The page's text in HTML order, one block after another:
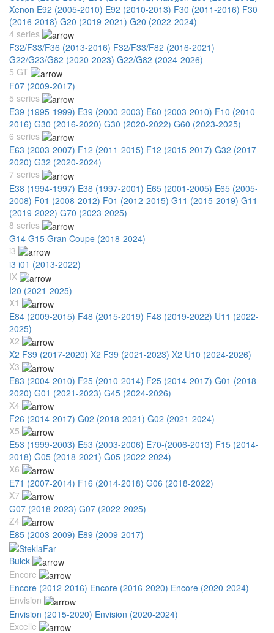
Xenon E92 (2005-2010) E92 (2010-2013) F30 (2011-2016) F30
(2016-2018) G20 (2019-2021) G20 (2022-2024)
4 series
F32/F33/F36 (2013-2016) F32/F33/F82 (2016-2021)
G22/G23/G82 (2020-2023) G22/G82 (2024-2026)
5 GT
F07 (2009-2017)
5 series
E39 (1995-1999) E39 (2000-2003) E60 (2003-2010) F10 (2010-
2016) G30 (2016-2020) G30 (2020-2022) G60 (2023-2025)
6 series
E63 (2003-2007) F12 (2011-2015) F12 (2015-2017) G32 (2017-
2020) G32 (2020-2024)
7 series
E38 (1994-1997) E38 (1997-2001) E65 (2001-2005) E65 (2005-
2008) F01 (2008-2012) F01 (2012-2015) G11 (2015-2019) G11
(2019-2022) G70 (2023-2025)
8 series
G14 G15 Gran Coupe (2018-2024)
i3
i3 i01 (2013-2022)
IX
I20 (2021-2025)
X1
E84 (2009-2015) F48 (2015-2019) F48 (2019-2022) U11 (2022-
2025)
X2
X2 F39 (2017-2020) X2 F39 (2021-2023) X2 U10 (2024-2026)
X3
E83 (2004-2010) F25 (2010-2014) F25 (2014-2017) G01 (2018-
2020) G01 (2021-2023) G45 (2024-2026)
X4
F26 (2014-2017) G02 (2018-2021) G02 (2021-2024)
X5
E53 (1999-2003) E53 (2003-2006) E70-(2006-2013) F15 (2014-
2018) G05 (2018-2021) G05 (2022-2024)
X6
E71 (2007-2014) F16 (2014-2018) G06 (2018-2022)
X7
G07 (2018-2023) G07 (2022-2025)
Z4
E85 (2003-2009) E89 (2009-2017)
Buick
Encore
Encore (2012-2016) Encore (2016-2020) Encore (2020-2024)
Envision
Envision (2015-2020) Envision (2020-2024)
Excelle